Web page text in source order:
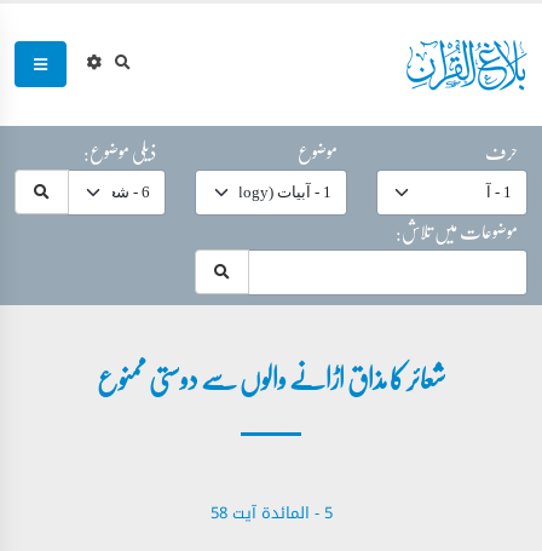
حرف موضوع
ذیلی موضوع:
موضوعات میں تلاش:
شعائر کا مذاق اڑانے والوں سے دوستی ممنوع
5 - ‎المائدة‎ آیت 58